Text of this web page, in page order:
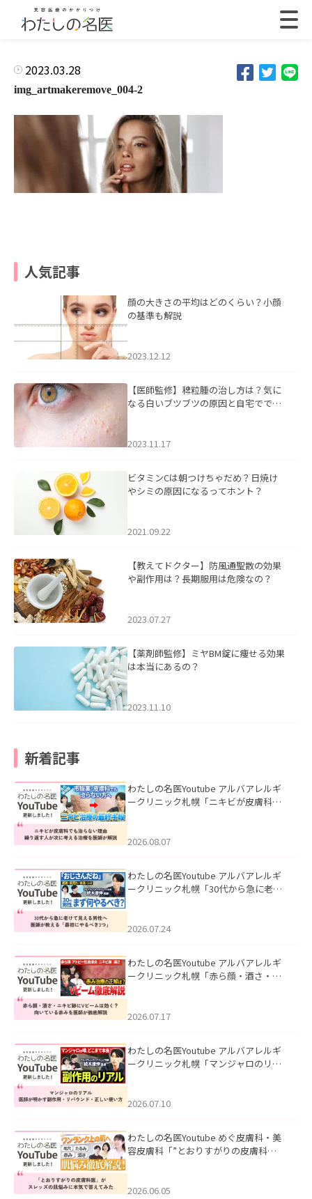
2023.03.28
img_artmakeremove_004-2
人気記事
顔の大きさの平均はどのくらい？小顔
の基準も解説
2023.12.12
【医師監修】稗粒腫の治し方は？気に
なる白いブツブツの原因と自宅ででき
2023.11.17
ビタミンCは朝つけちゃだめ？日焼け
やシミの原因になるってホント？
2021.09.22
【教えてドクター】防風通聖散の効果
や副作用は？長期服用は危険なの？
2023.07.27
【薬剤師監修】ミヤBM錠に痩せる効果
は本当にあるの？
2023.11.10
新着記事
わたしの名医Youtube アルバアレルギ
ークリニック札幌「ニキビが皮膚科で
ました。
2026.08.07
わたしの名医Youtube アルバアレルギ
ークリニック札幌「30代から急に老け
た。
2026.07.24
わたしの名医Youtube アルバアレルギ
ークリニック札幌「赤ら顔・酒さ・ニ
した。
2026.07.17
わたしの名医Youtube アルバアレルギ
ークリニック札幌「マンジャロのリア
た。
2026.07.10
わたしの名医Youtube めぐ皮膚科・美
容皮膚科「”とおりすがりの皮膚科
2026.06.05